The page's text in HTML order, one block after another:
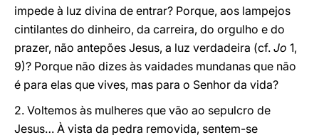
impede à luz divina de entrar? Porque, aos lampejos
cintilantes do dinheiro, da carreira, do orgulho e do
prazer, não antepões Jesus, a luz verdadeira (cf. Jo 1,
9)? Porque não dizes às vaidades mundanas que não
é para elas que vives, mas para o Senhor da vida?
2. Voltemos às mulheres que vão ao sepulcro de
Jesus… À vista da pedra removida, sentem-se